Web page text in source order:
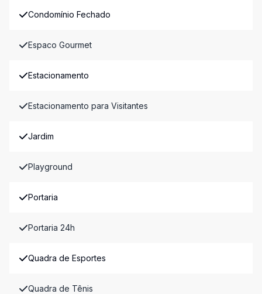
Condomínio Fechado
Espaco Gourmet
Estacionamento
Estacionamento para Visitantes
Jardim
Playground
Portaria
Portaria 24h
Quadra de Esportes
Quadra de Tênis